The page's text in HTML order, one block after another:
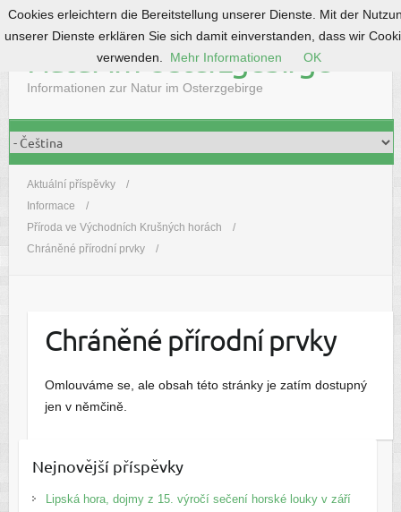
S
k
o
c
o
Natur im Osterzgebirge
Informationen zur Natur im Osterzgebirge
Aktuální příspěvky
Informace
Příroda ve Východních Krušných horách
Chráněné přírodní prvky
Chráněné přírodní prvky
Omlouváme se, ale obsah této stránky je zatím dostupný
jen v němčině.
Nejnovější příspěvky
Lipská hora, dojmy z 15. výročí sečení horské louky v září
Cookies erleichtern die Bereitstellung unserer Dienste. Mit der
unserer Dienste erklären Sie sich damit einverstanden, dass wir
verwenden.
Mehr Informationen OK